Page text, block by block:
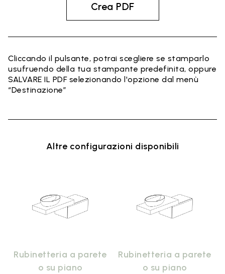
Crea PDF
Cliccando il pulsante, potrai scegliere se stamparlo
usufruendo della tua stampante predefinita, oppure
SALVARE IL PDF selezionando l'opzione dal menù
“Destinazione”
Altre configurazioni disponibili
Rubinetteria a parete
o su piano
Rubinetteria a parete
o su piano